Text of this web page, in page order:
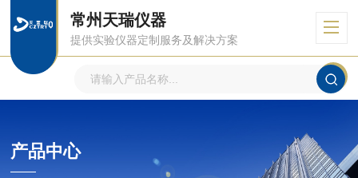
常州天瑞仪器
提供实验仪器定制服务及解决方案
产品中心